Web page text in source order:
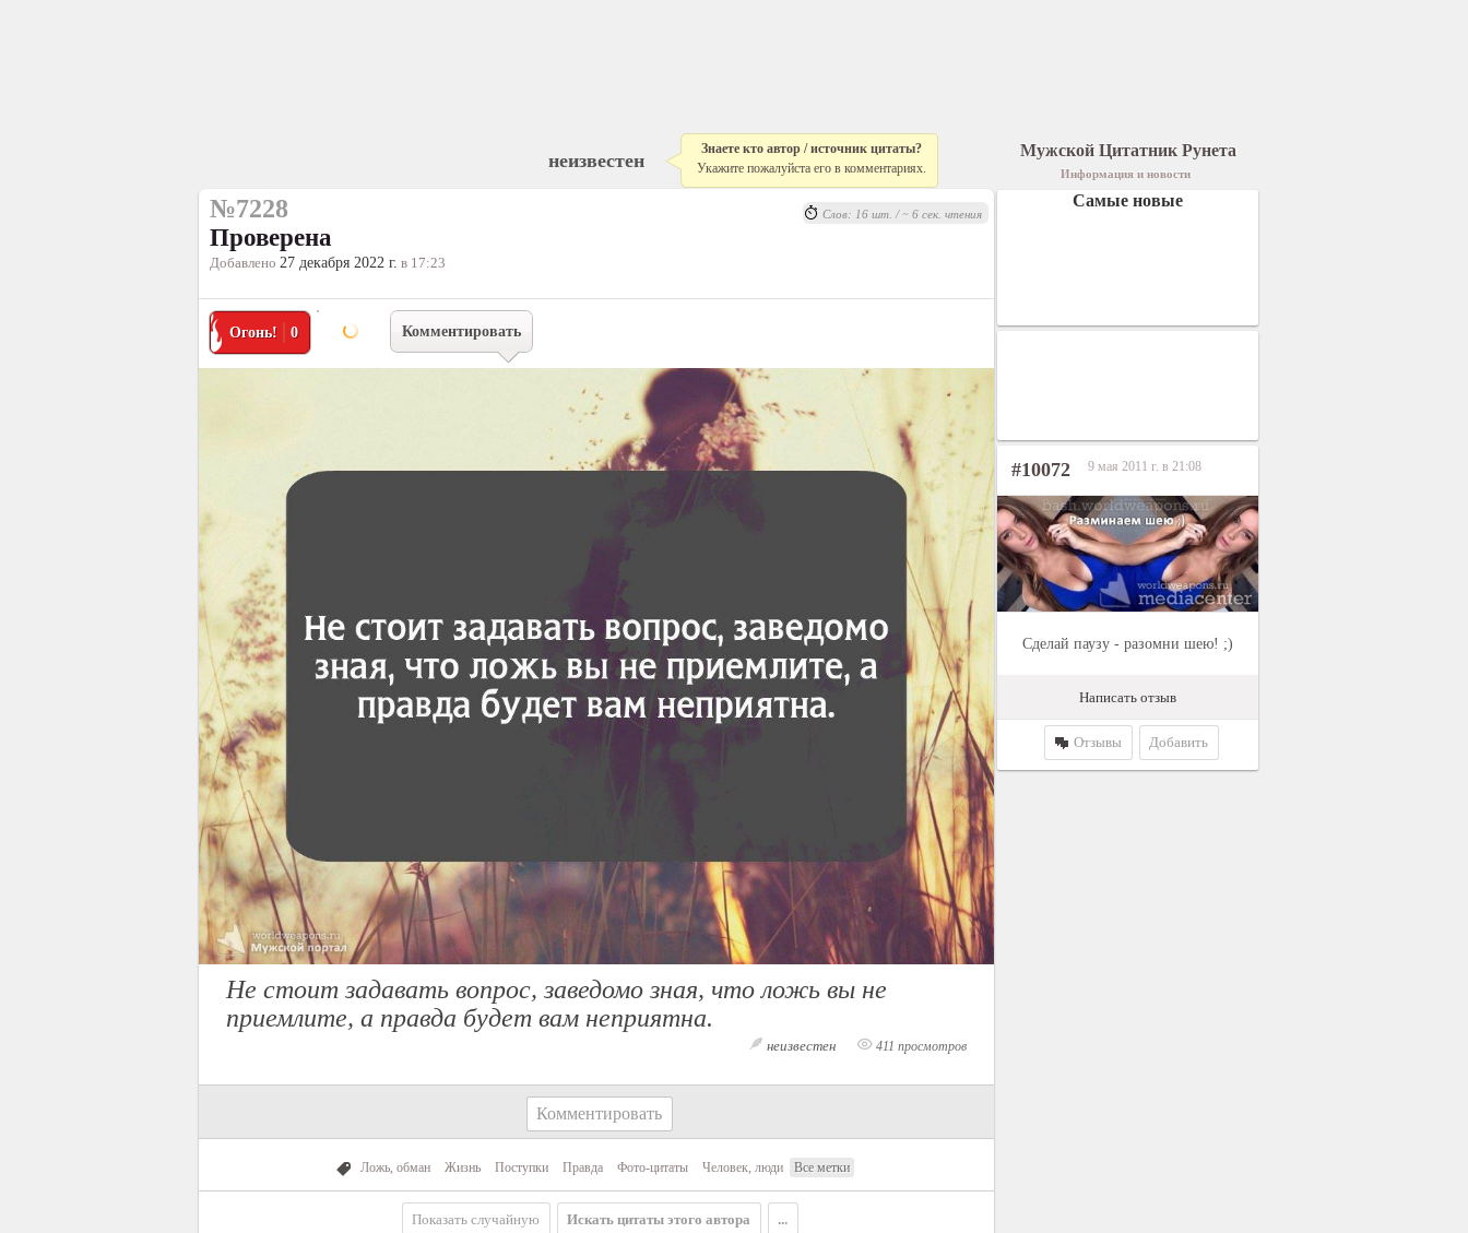
неизвестен
Знаете кто автор / источник цитаты?
Укажите пожалуйста его в комментариях.
№7228
Проверена
Добавлено 27 декабря 2022 г. в 17:23
Огонь! 0 Комментировать
Не стоит задавать вопрос, заведомо зная, что ложь вы не
приемлите, а правда будет вам неприятна.
неизвестен 411 просмотров
Слов: 16 шт. / ~ 6 сек. чтения
Комментировать
Ложь, обман Жизнь Поступки Правда Фото-цитаты Человек, люди Все метки
Показать случайную Искать цитаты этого автора ...
Мужской Цитатник Рунета
Информация и новости
Самые новые
#10072 9 мая 2011 г. в 21:08
Сделай паузу - разомни шею! ;)
Написать отзыв
Отзывы Добавить